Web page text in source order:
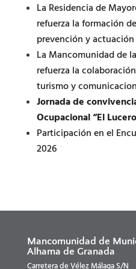
La Residencia de
refuerza la formación
prevención y
La Mancomunidad de
refuerza la
turismo y
Jornada de
Ocupacional “El
Participación en el
2026
Mancomunidad de
Alhama de Granada
Carretera de Vélez Málaga S/N